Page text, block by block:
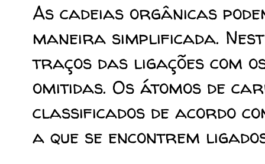
As cadeias orgânicas
maneira simplificada.
traços das ligações com
omitidas. Os átomos de
classificados de acordo
a que se encontrem